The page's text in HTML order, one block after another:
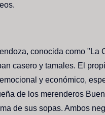
conocida como "La
casero y tamales. El
y económico,
de los merenderos
de sus sopas. Ambos